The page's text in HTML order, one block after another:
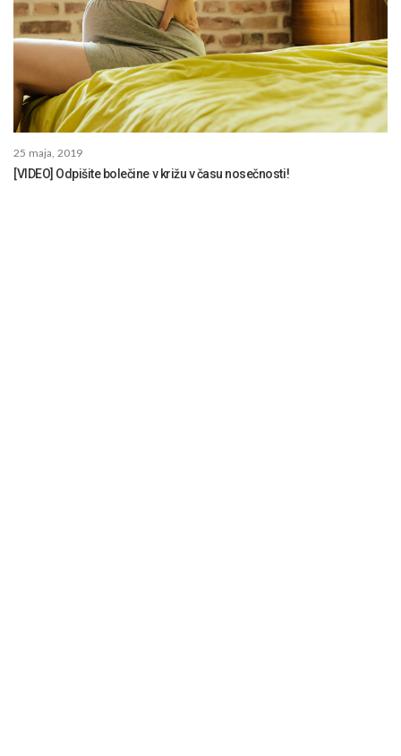
25 maja, 2019
[VIDEO] Odpišite bolečine v križu v času nosečnosti!